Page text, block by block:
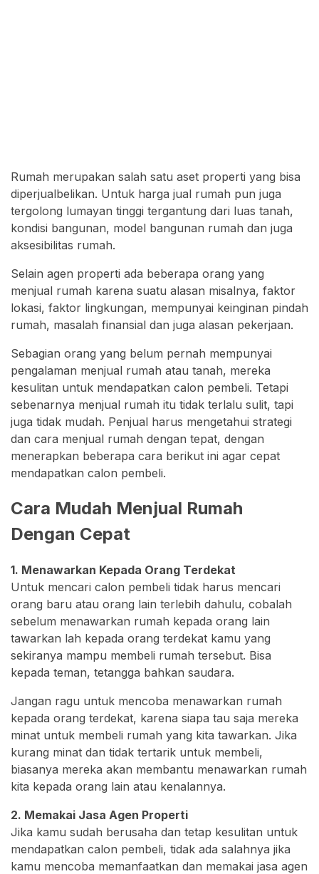
Rumah merupakan salah satu aset properti yang bisa
diperjualbelikan. Untuk harga jual rumah pun juga
tergolong lumayan tinggi tergantung dari luas tanah,
kondisi bangunan, model bangunan rumah dan juga
aksesibilitas rumah.
Selain agen properti ada beberapa orang yang
menjual rumah karena suatu alasan misalnya, faktor
lokasi, faktor lingkungan, mempunyai keinginan pindah
rumah, masalah finansial dan juga alasan pekerjaan.
Sebagian orang yang belum pernah mempunyai
pengalaman menjual rumah atau tanah, mereka
kesulitan untuk mendapatkan calon pembeli. Tetapi
sebenarnya menjual rumah itu tidak terlalu sulit, tapi
juga tidak mudah. Penjual harus mengetahui strategi
dan cara menjual rumah dengan tepat, dengan
menerapkan beberapa cara berikut ini agar cepat
mendapatkan calon pembeli.
Cara Mudah Menjual Rumah
Dengan Cepat
1. Menawarkan Kepada Orang Terdekat
Untuk mencari calon pembeli tidak harus mencari
orang baru atau orang lain terlebih dahulu, cobalah
sebelum menawarkan rumah kepada orang lain
tawarkan lah kepada orang terdekat kamu yang
sekiranya mampu membeli rumah tersebut. Bisa
kepada teman, tetangga bahkan saudara.
Jangan ragu untuk mencoba menawarkan rumah
kepada orang terdekat, karena siapa tau saja mereka
minat untuk membeli rumah yang kita tawarkan. Jika
kurang minat dan tidak tertarik untuk membeli,
biasanya mereka akan membantu menawarkan rumah
kita kepada orang lain atau kenalannya.
2. Memakai Jasa Agen Properti
Jika kamu sudah berusaha dan tetap kesulitan untuk
mendapatkan calon pembeli, tidak ada salahnya jika
kamu mencoba memanfaatkan dan memakai jasa agen